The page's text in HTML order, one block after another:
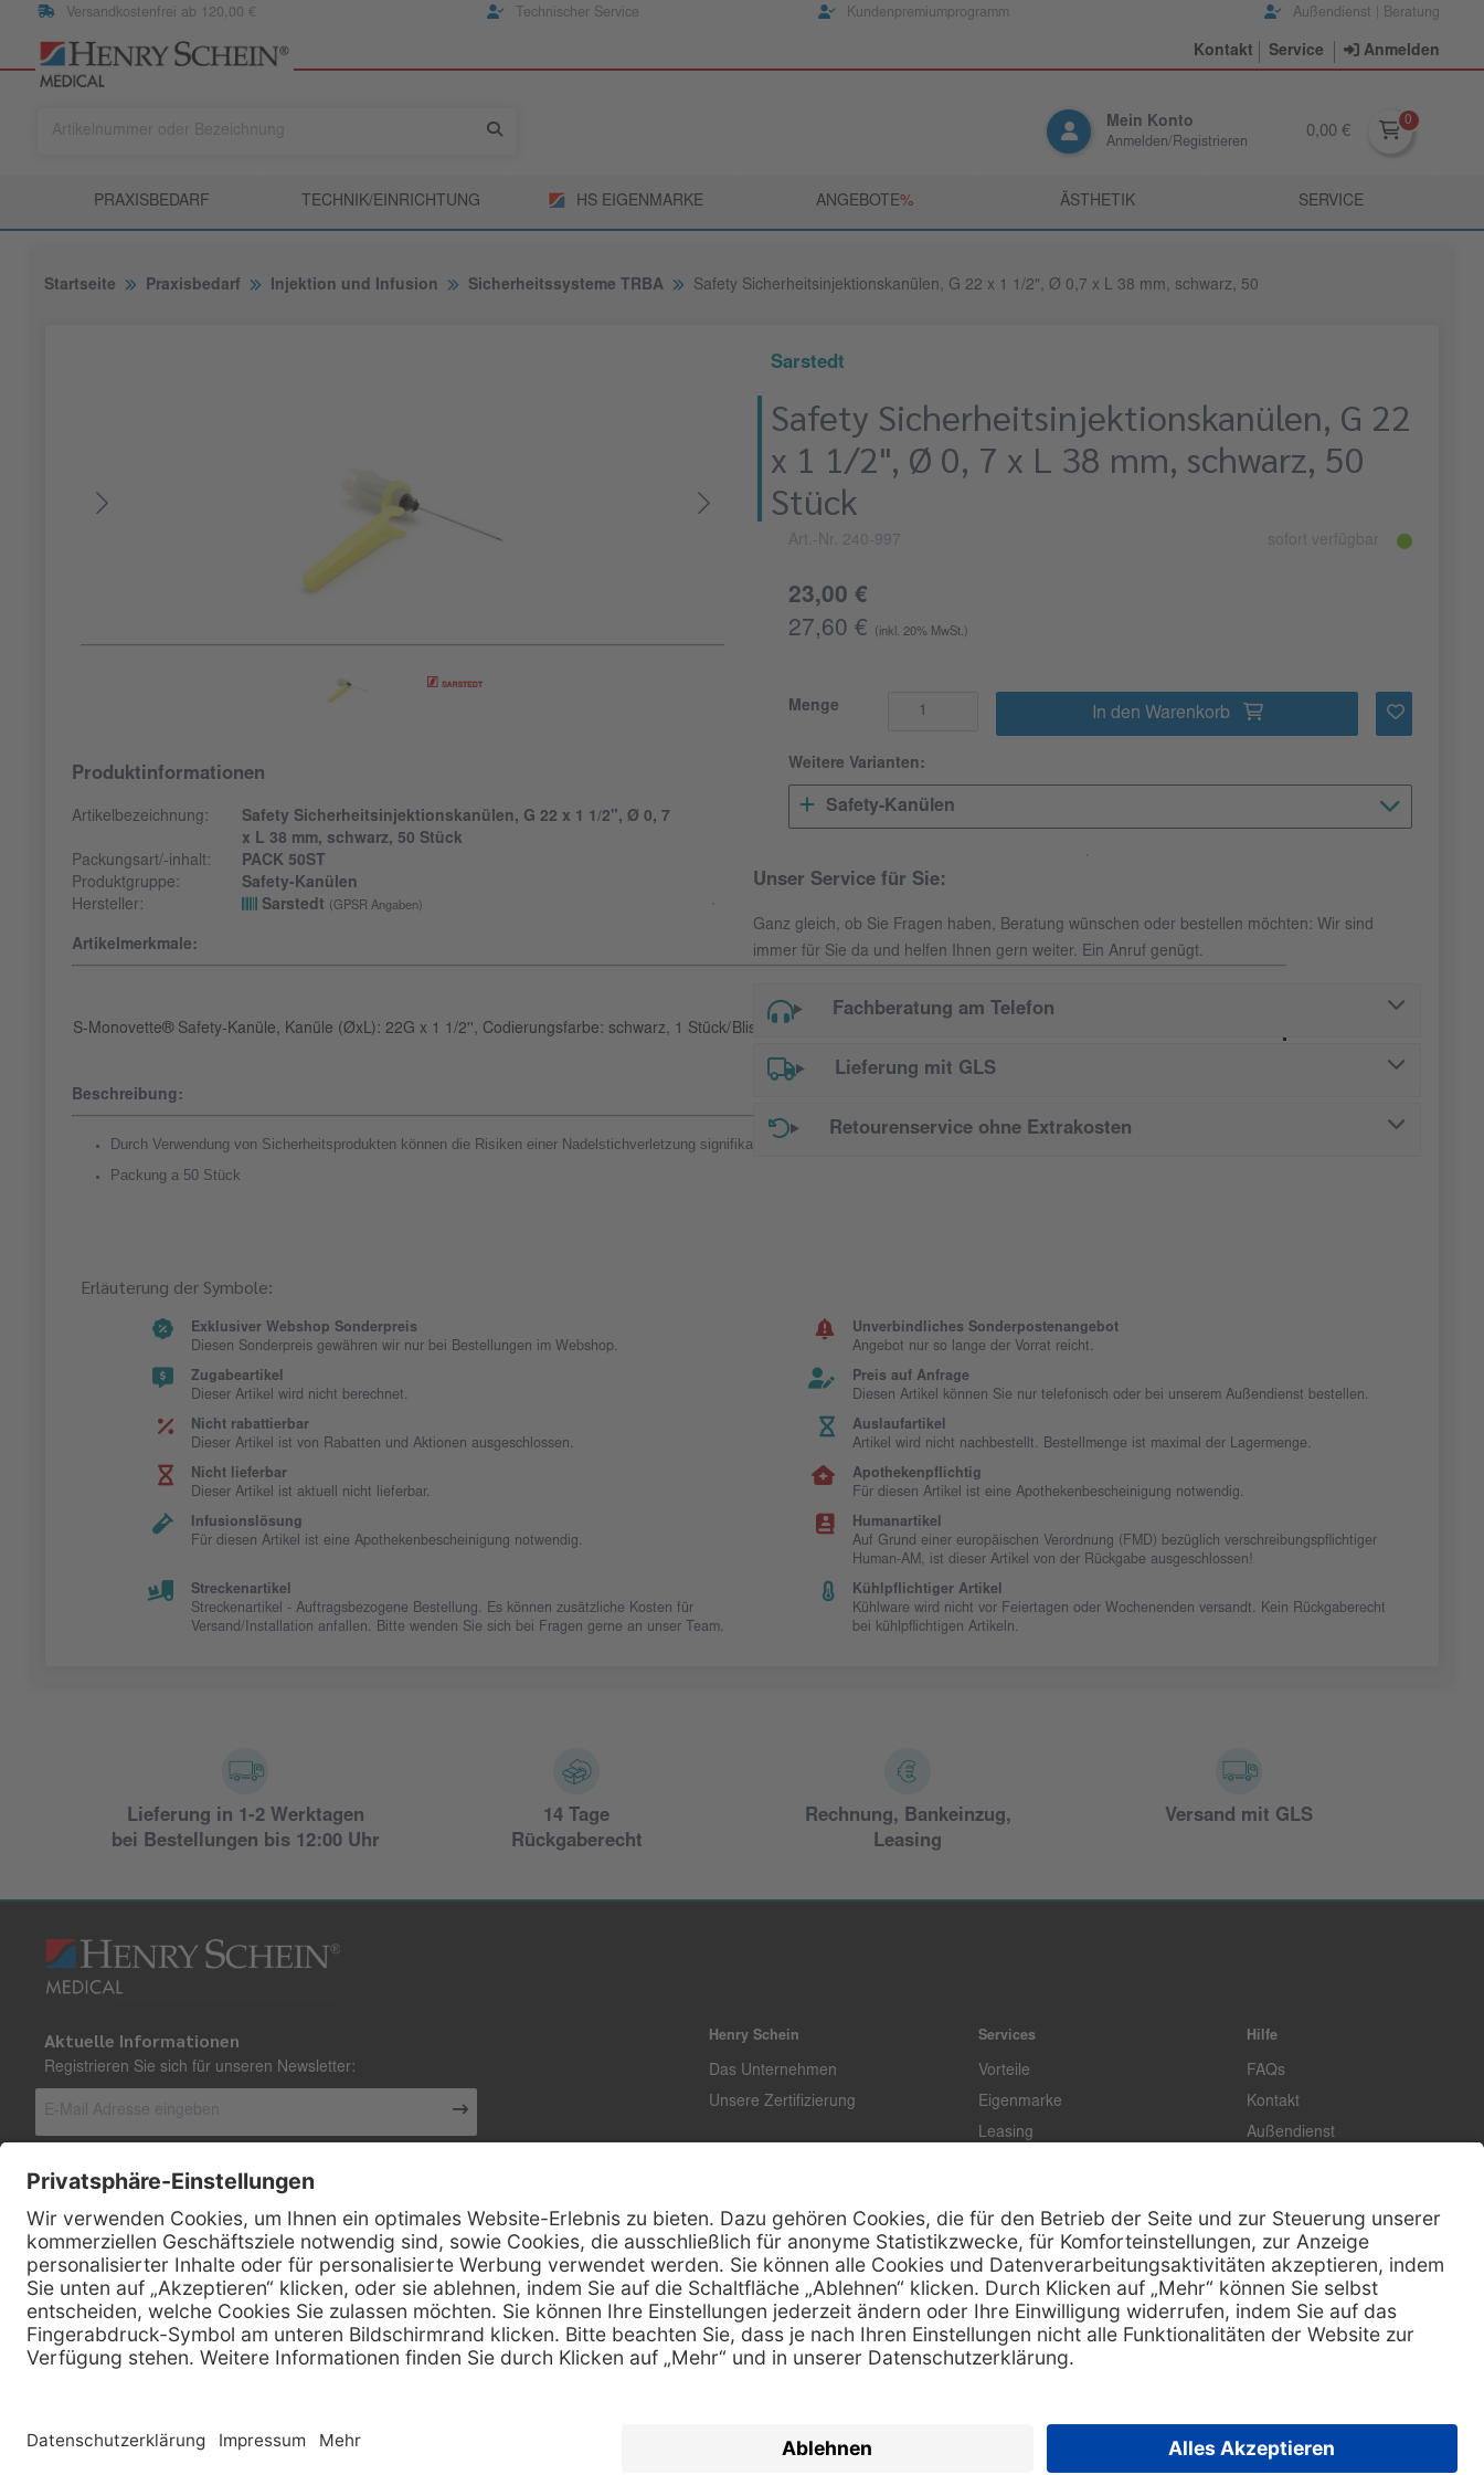
Versandkostenfrei ab 120,00 € Technischer Service Kundenpremiumprogramm Außendienst | Beratung
Kontakt Service Anmelden
Mein Konto
Anmelden/Registrieren
0,00 €
PRAXISBEDARF TECHNIK/EINRICHTUNG HS EIGENMARKE ANGEBOTE­% ÄSTHETIK SERVICE
Startseite Praxisbedarf Injektion und Infusion Sicherheitssysteme TRBA Safety Sicherheitsinjektionskanülen, G 22 x 1 1/2", Ø 0,7 x L 38 mm, schwarz, 50
Produktinformationen
Artikelbezeichnung:
Safety Sicherheitsinjektionskanülen, G 22 x 1 1/2", Ø 0, 7
x L 38 mm, schwarz, 50 Stück
Packungsart/-inhalt:
PACK 50ST
Produktgruppe:
Safety-Kanülen
Hersteller:
Sarstedt (GPSR Angaben)
Artikelmerkmale:
S-Monovette® Safety-Kanüle, Kanüle (ØxL): 22G x 1 1/2'', Codierungsfarbe: schwarz, 1 Stück/Blister, steril, pyrogenfrei/endotoxinfrei, 50 Stück/Karton
Beschreibung:
Durch Verwendung von Sicherheitsprodukten können die Risiken einer Nadelstichverletzung signifikant vermindert werden
Packung a 50 Stück
Sarstedt
Safety Sicherheitsinjektionskanülen, G 22
x 1 1/2", Ø 0, 7 x L 38 mm, schwarz, 50
Stück
Art.-Nr. 240-997 sofort verfügbar
23,00 €
27,60 €
(inkl. 20% MwSt.)
Menge In den Warenkorb
Weitere Varianten:
Safety-Kanülen
Unser Service für Sie:
Ganz gleich, ob Sie Fragen haben, Beratung wünschen oder bestellen möchten: Wir sind
immer für Sie da und helfen Ihnen gern weiter. Ein Anruf genügt.
Fachberatung am Telefon
Lieferung mit GLS
Retourenservice ohne Extrakosten
Erläuterung der Symbole:
Exklusiver Webshop Sonderpreis
Diesen Sonderpreis gewähren wir nur bei Bestellungen im Webshop.
Unverbindliches Sonderpostenangebot
Angebot nur so lange der Vorrat reicht.
Zugabeartikel
Dieser Artikel wird nicht berechnet.
Preis auf Anfrage
Diesen Artikel können Sie nur telefonisch oder bei unserem Außendienst bestellen.
Nicht rabattierbar
Dieser Artikel ist von Rabatten und Aktionen ausgeschlossen.
Auslaufartikel
Artikel wird nicht nachbestellt. Bestellmenge ist maximal der Lagermenge.
Nicht lieferbar
Dieser Artikel ist aktuell nicht lieferbar.
Apothekenpflichtig
Für diesen Artikel ist eine Apothekenbescheinigung notwendig.
Infusionslösung
Für diesen Artikel ist eine Apothekenbescheinigung notwendig.
Humanartikel
Auf Grund einer europäischen Verordnung (FMD) bezüglich verschreibungspflichtiger
Human-AM, ist dieser Artikel von der Rückgabe ausgeschlossen!
Streckenartikel
Streckenartikel - Auftragsbezogene Bestellung. Es können zusätzliche Kosten für
Versand/Installation anfallen. Bitte wenden Sie sich bei Fragen gerne an unser Team.
Kühlpflichtiger Artikel
Kühlware wird nicht vor Feiertagen oder Wochenenden versandt. Kein Rückgaberecht
bei kühlpflichtigen Artikeln.
Lieferung in 1-2 Werktagen
bei Bestellungen bis 12:00 Uhr
14 Tage
Rückgaberecht
Rechnung, Bankeinzug,
Leasing
Versand mit GLS
Aktuelle Informationen
Registrieren Sie sich für unseren Newsletter:
Kontakt
Henry Schein Medical Austria GmbH
Schönbrunner Straße 297
A-1120 Wien
Telefon: 01 / 718 19 61 99
Telefax: 01 / 718 19 61 23
Henry Schein
Das Unternehmen
Unsere Zertifizierung
Services
Vorteile
Eigenmarke
Leasing
Hilfe
FAQs
Kontakt
Außendienst
Zertifikat Rechtliches
Impressum
Datenschutz
AGB